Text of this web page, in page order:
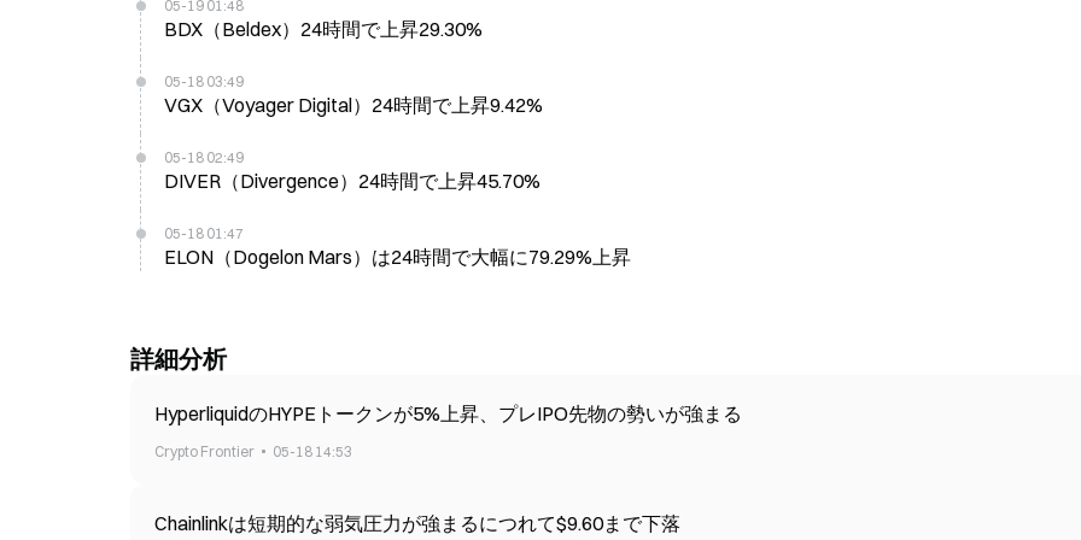
05-19 01:48
BDX（Beldex）24時間で上昇29.30%
05-18 03:49
VGX（Voyager Digital）24時間で上昇9.42%
05-18 02:49
DIVER（Divergence）24時間で上昇45.70%
05-18 01:47
ELON（Dogelon Mars）は24時間で大幅に79.29%上昇
詳細分析
HyperliquidのHYPEトークンが5%上昇、プレIPO先物の勢いが強まる
Crypto Frontier 05-18 14:53
Chainlinkは短期的な弱気圧力が強まるにつれて$9.60まで下落